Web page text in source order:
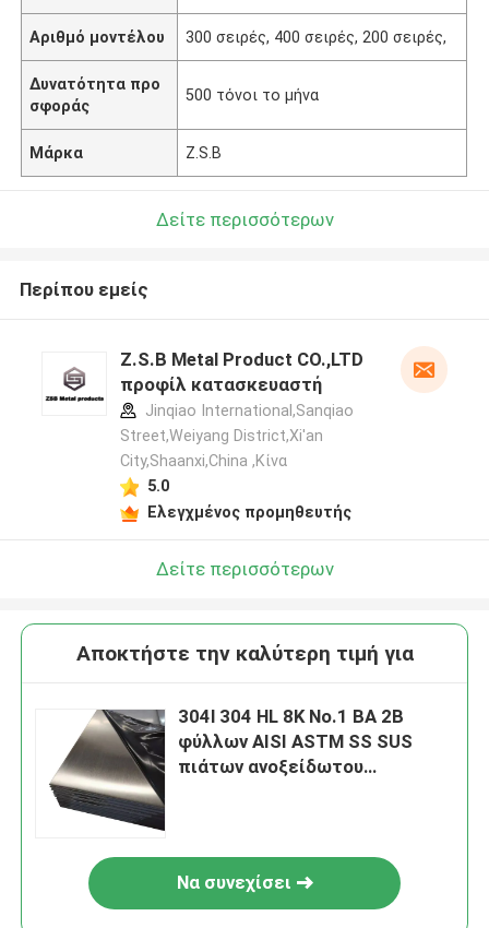
Αριθμό μοντέλου 300 σειρές, 400 σειρές, 200 σειρές,
Δυνατότητα προ
σφοράς
500 τόνοι το μήνα
Μάρκα Z.S.B
Δείτε περισσότερων
Περίπου εμείς
Z.S.B Metal Product CO.,LTD
προφίλ κατασκευαστή
Jinqiao International,Sanqiao
Street,Weiyang District,Xi'an
City,Shaanxi,China ,Κίνα
5.0
Ελεγχμένος προμηθευτής
Δείτε περισσότερων
Αποκτήστε την καλύτερη τιμή για
304l 304 HL 8K No.1 BA 2B
φύλλων AISI ASTM SS SUS
πιάτων ανοξείδωτου
Να συνεχίσει